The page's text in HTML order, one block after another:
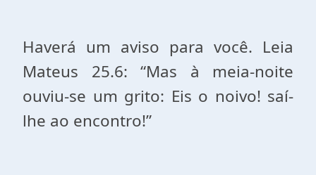
Haverá um aviso para você. Leia
Mateus 25.6: “Mas à meia-noite
ouviu-se um grito: Eis o noivo! saí-
lhe ao encontro!”